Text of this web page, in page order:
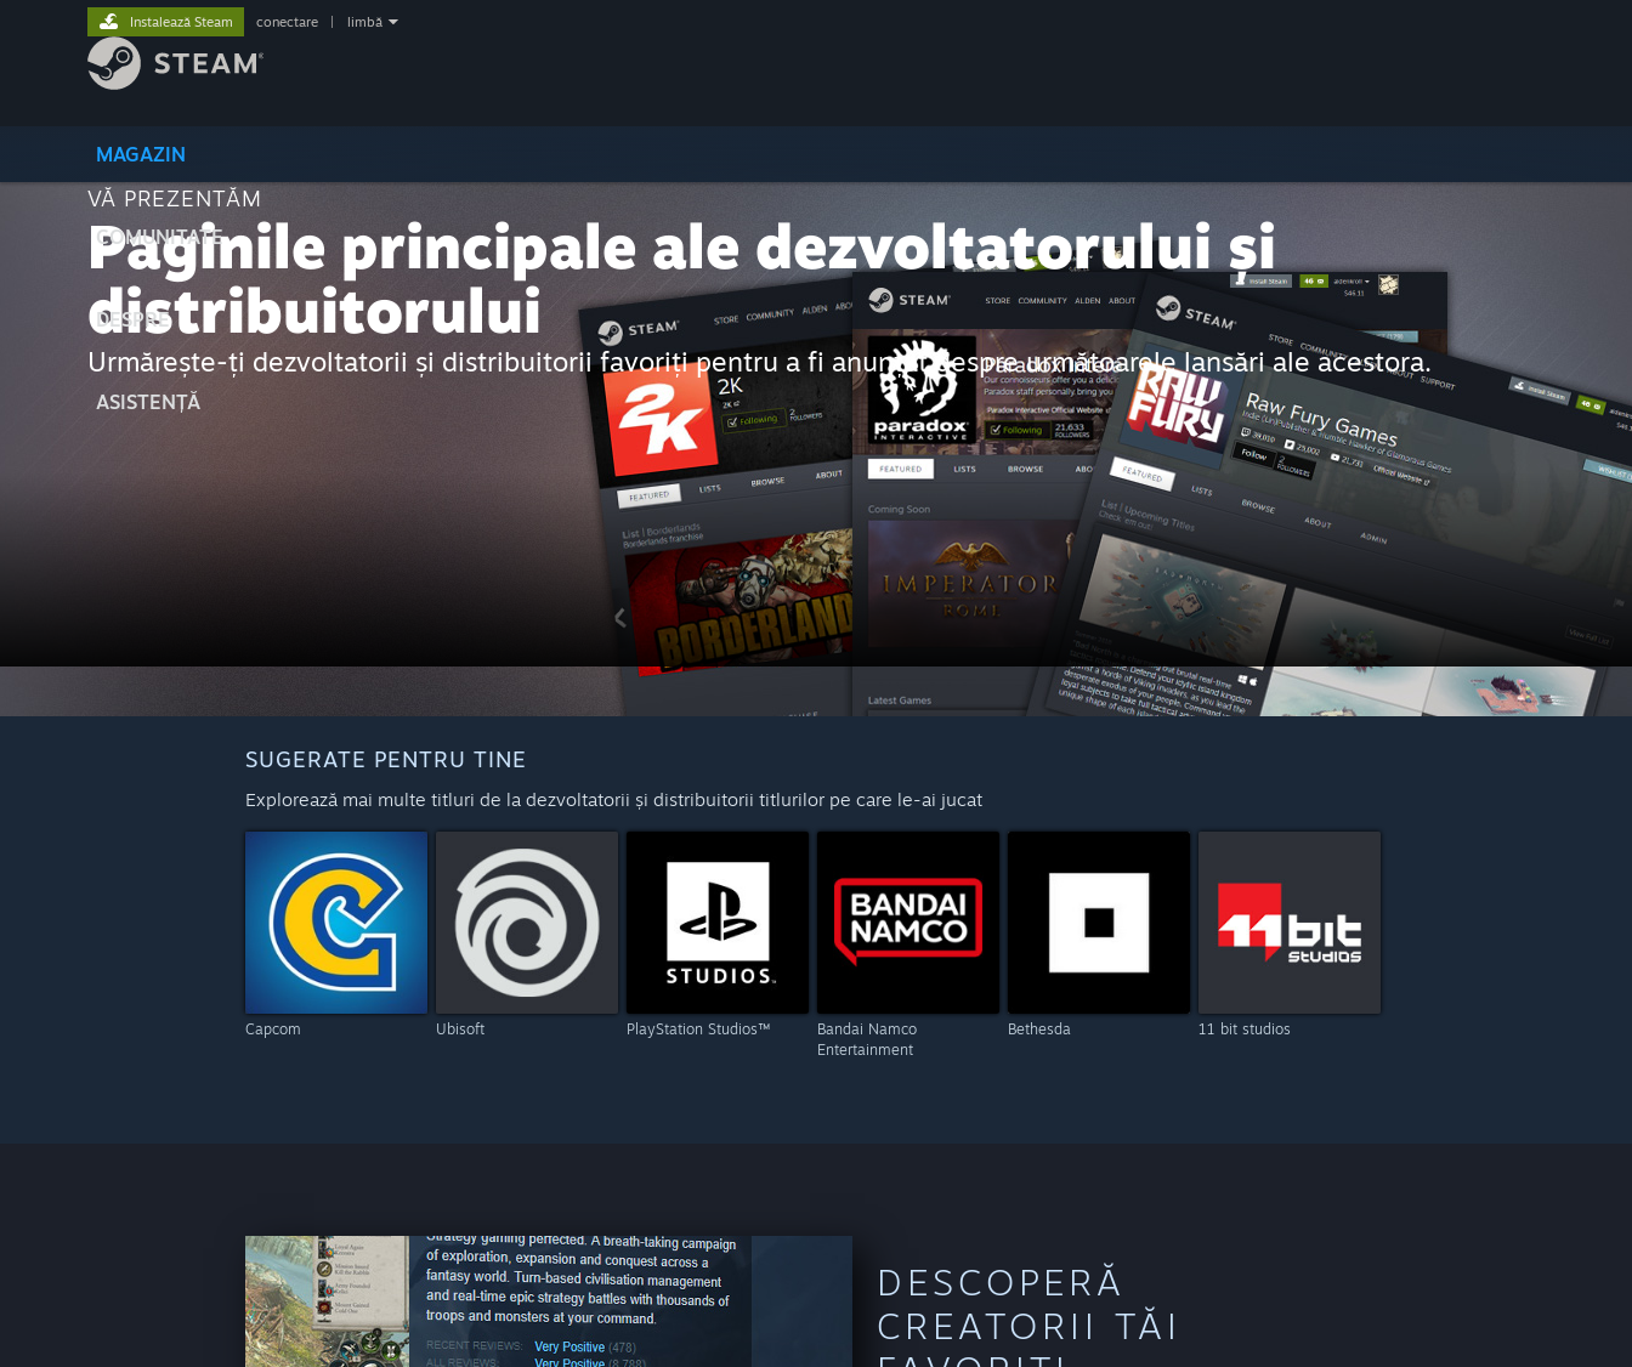
MAGAZIN
COMUNITATE
DESPRE
ASISTENȚĂ
Instalează Steam conectare limbă
VĂ PREZENTĂM
Paginile principale ale dezvoltatorului și
distribuitorului
Urmărește-ți dezvoltatorii și distribuitorii favoriți pentru a fi anunțat despre următoarele lansări ale acestora.
SUGERATE PENTRU TINE
Explorează mai multe titluri de la dezvoltatorii și distribuitorii titlurilor pe care le-ai jucat
Capcom Ubisoft PlayStation Studios™
Bandai Namco
Entertainment
Bethesda 11 bit studios
DESCOPERĂ
CREATORII TĂI